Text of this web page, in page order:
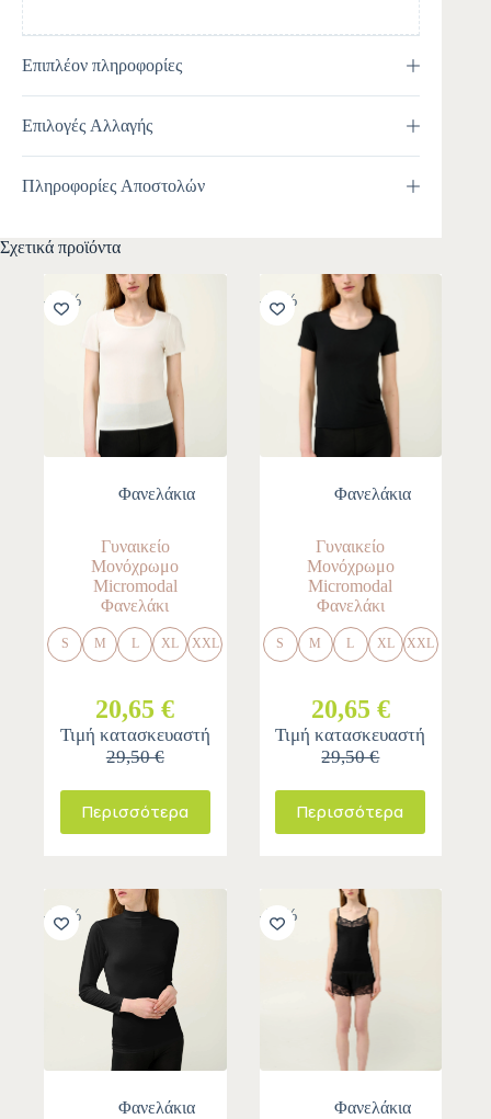
Επιπλέον πληροφορίες
Επιλογές Αλλαγής
Πληροφορίες Αποστολών
Σχετικά προϊόντα
-30%
Φανελάκια
Γυναικείο
Μονόχρωμο
Micromodal
Φανελάκι
S M L XL XXL
20,65 €
Τιμή κατασκευαστή
29,50 €
Περισσότερα
-30%
Φανελάκια
Γυναικείο
Μονόχρωμο
Micromodal
Φανελάκι
S M L XL XXL
20,65 €
Τιμή κατασκευαστή
29,50 €
Περισσότερα
-30%
Φανελάκια
-30%
Φανελάκια